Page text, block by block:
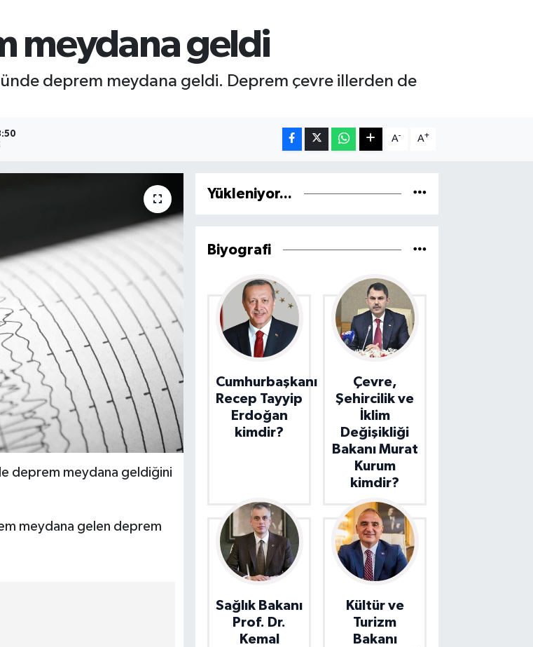
meydana geldi
deprem meydana geldi. Deprem çevre illerden de
A- A+
deprem meydana geldiğini
meydana gelen deprem
Yükleniyor...
Biyografi
Cumhurbaşkanı
Recep Tayyip
Erdoğan
kimdir?
Çevre,
Şehircilik ve
İklim
Değişikliği
Bakanı Murat
Kurum
kimdir?
Sağlık Bakanı
Prof. Dr.
Kemal
Kültür ve
Turizm
Bakanı